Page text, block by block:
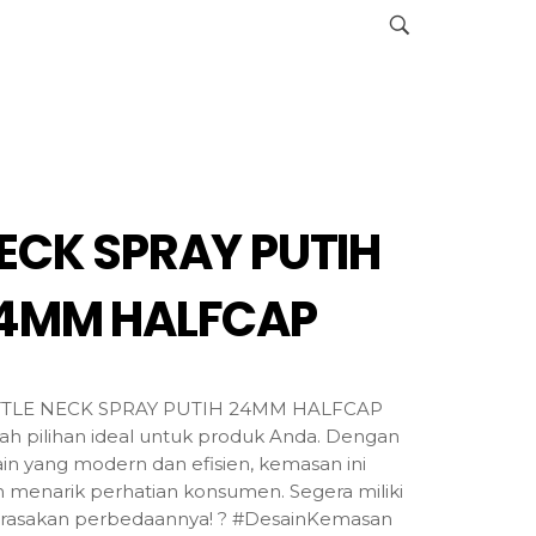
SPRAY PUTIH
HALFCAP
NECK SPRAY PUTIH 24MM HALFCAP
pilihan ideal untuk produk Anda. Dengan
yang modern dan efisien, kemasan ini
menarik perhatian konsumen. Segera miliki
perbedaannya! ? #DesainKemasan